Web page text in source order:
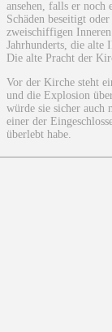
ansehen, falls er
Schäden beseitigt
zweischiffigen
Jahrhunderts, die alte
Die alte Pracht der
Vor der Kirche steht
und die Explosion
würde sie sicher auch
einer der
überlebt habe.